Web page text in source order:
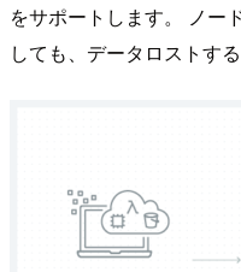
をサポートします。 ノー
しても、データロストす